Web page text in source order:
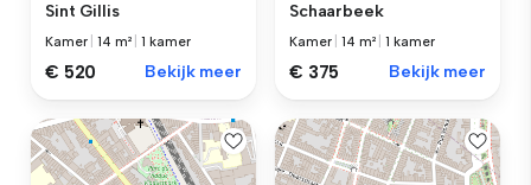
Sint Gillis
Kamer |14 m² |1 kamer
€ 520 Bekijk meer
Schaarbeek
Kamer |14 m² |1 kamer
€ 375 Bekijk meer